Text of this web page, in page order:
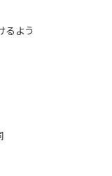
るよう